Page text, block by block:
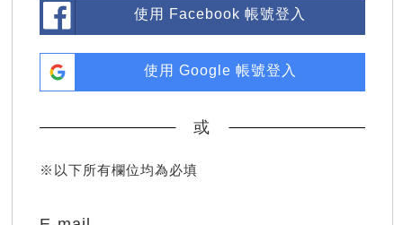
使用 Facebook 帳號登入
使用 Google 帳號登入
或
※以下所有欄位均為必填